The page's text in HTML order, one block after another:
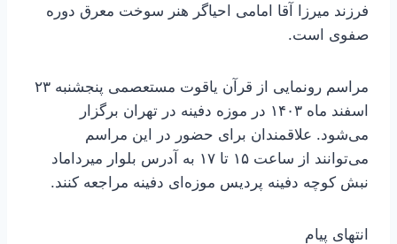
فرزند میرزا آقا امامی احیاگر هنر سوخت معرق دوره
صفوی است.
مراسم رونمایی از قرآن یاقوت مستعصمی پنجشنبه ۲۳
اسفند ماه ۱۴۰۳ در موزه دفینه در تهران برگزار
می‌شود. علاقمندان برای حضور در این مراسم
می‌توانند از ساعت ۱۵ تا ۱۷ به آدرس بلوار میرداماد
نبش کوچه دفینه پردیس موزه‌ای دفینه مراجعه کنند.
انتهای پیام